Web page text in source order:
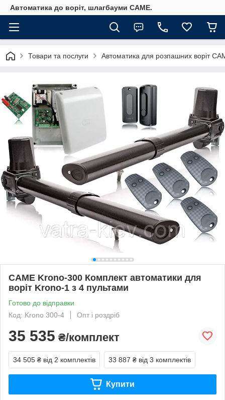
Автоматика до воріт, шлагбауми CAME.
Товари та послуги Автоматика для розпашних воріт
CAME Krono-300 Комплект автоматики для
воріт Krono-1 з 4 пультами
Готово до відправки
Код: Krono 300-4
Опт і роздріб
35 535 ₴/комплект
34 505 ₴ від 2 комплектів 33 887 ₴ від 3 комплектів
Купити